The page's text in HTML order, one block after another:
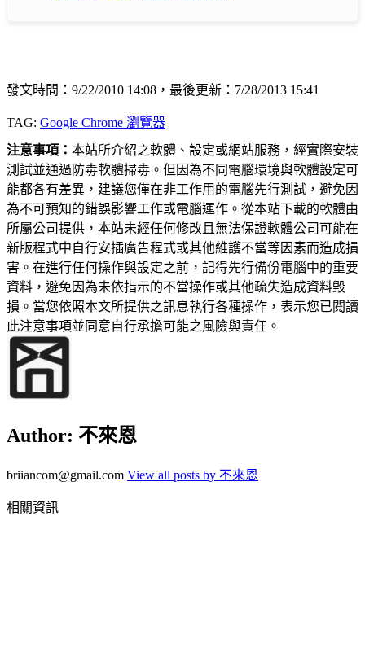
發文時間：9/22/2010 14:08，最後更新：7/28/2013 15:41
TAG: Google Chrome 瀏覽器
注意事項： 本站所介紹之軟體、設定或網站服務，經實際安裝
測試並通過防毒軟體掃毒。但因為不同電腦環境與軟體設定可
能都各有差異，建議您僅在非工作用的電腦先行測試，避免因
為不可預知的錯誤影響工作或電腦運作。從本站下載的軟體由
所屬公司提供，本站未經任何修改且無法保證軟體公司可能在
新版程式中自行安插廣告程式或其他維護不當等因素而造成損
害。在進行任何操作與設定之前，記得先行備份電腦中的重要
資料，避免因為未依指示的不當操作或其他疏失造成資料毀
損。當您依照本文所提供之訊息執行各種操作，表示您已閱讀
此注意事項並同意自行承擔可能之風險與責任。
Author: 不來恩
briiancom@gmail.com View all posts by 不來恩
相關資訊